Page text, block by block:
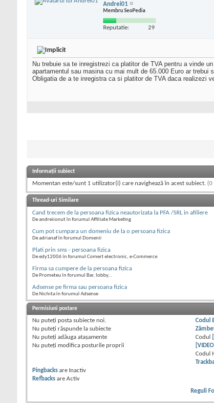
Andrei01
Membru SeoPedia
Reputatie: 29
Nu trebuie sa te inregistrezi ca platitor de TVA pentru a vinde
apartamentul sau masina cu mai mult de 65.000 Euro ar trebui
Obligatia de a te inregistra ca si platitor de TVA daca realizezi
Informații subiect
Momentan este/sunt 1 utilizator(i) care navighează în acest subiect. (0
Thread-uri Similare
Cand trecem de la persoana fizica neautorizata la PFA /SRL in afiliere
De andreiionut în forumul Affiliate Marketing
Cum pot cumpara un domeniu de la o persoana fizica
De adrianaf în forumul Domenii
Plati prin sms - persoana fizica
De edy12006 în forumul Comert electronic, e-Commerce
Firma sa cumpere de la persoana fizica
De Prometeu în forumul Bar, lobby...
Adsense pe firma sau persoana fizica
De Nichita în forumul Adsense
Permisiuni postare
Nu puteţi posta subiecte noi.
Nu puteţi răspunde la subiecte
Nu puteţi adăuga ataşamente
Nu puteţi modifica posturile proprii
Codul
Codul
[VIDEO]
Codul
Pingbacks are Inactiv
Refbacks are Activ
Reguli